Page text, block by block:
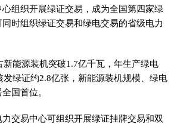
组织开展绿证交易，成为全国第四家绿
时组织绿证交易和绿电交易的省级电力
新能源装机突破1.7亿千瓦，年生产绿电
发绿证约2.8亿张，新能源装机规模、绿电
国首位。
交易中心可组织开展绿证挂牌交易和双